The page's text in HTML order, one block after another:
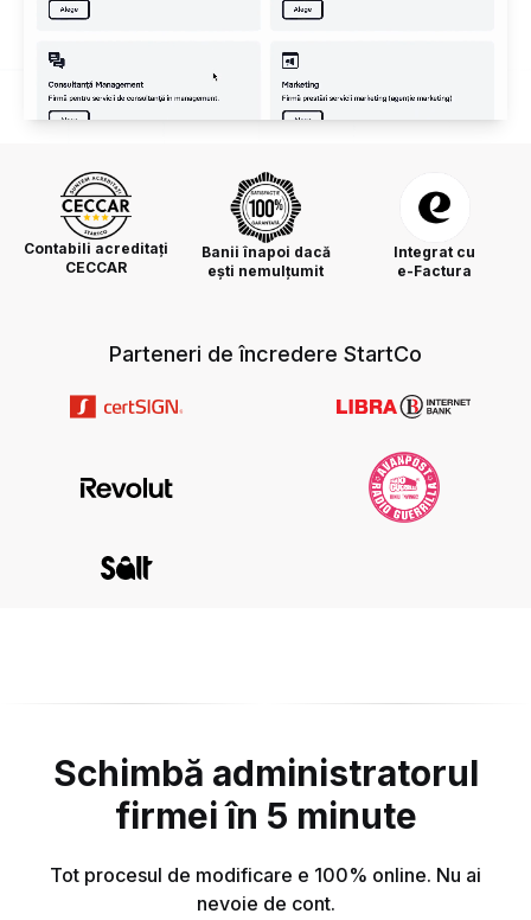
Contabili acreditați
CECCAR
Banii înapoi dacă
ești nemulțumit
Integrat cu
e-Factura
Parteneri de încredere StartCo
Schimbă administratorul
firmei în 5 minute
Tot procesul de modificare e 100% online. Nu ai
nevoie de cont.